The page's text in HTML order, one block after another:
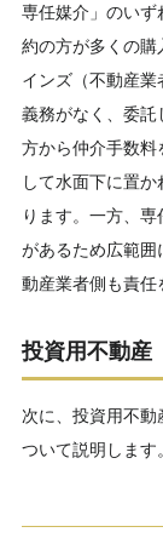
専任媒介」のいず
約の方が多くの購
インズ（不動産
義務がなく、委託
方から仲介手数料
して水面下に置
ります。一方、
があるため広範囲
動産業者側も責任
投資用不動産
次に、投資用不
ついて説明します。